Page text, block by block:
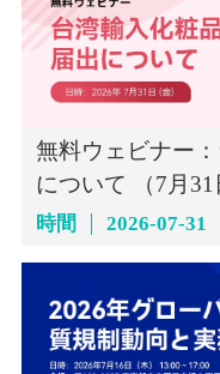
無料ウェビナー
について （7月31
時間 2026-07-31